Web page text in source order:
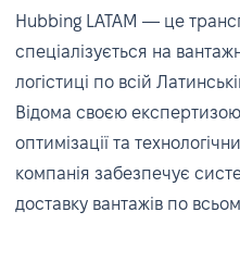
Hubbing LATAM — це
спеціалізується на
логістиці по всій
Відома своєю
оптимізації та
компанія забезпечує
доставку вантажів по